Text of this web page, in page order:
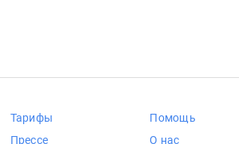
Тарифы
Прессе
Помощь
О нас